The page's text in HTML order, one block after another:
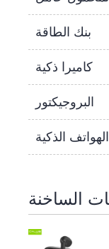
بنك الطاقة
كاميرا ذكية
البروجيكتور
الهواتف الذكية
الساخنة